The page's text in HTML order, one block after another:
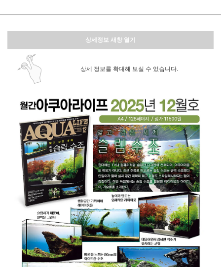
상세정보 새창 열기
상세 정보를 확대해 보실 수 있습니다.